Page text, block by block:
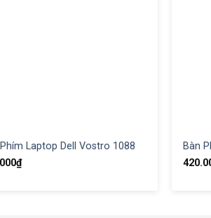
Laptop Dell Vostro 1088
₫
Bàn